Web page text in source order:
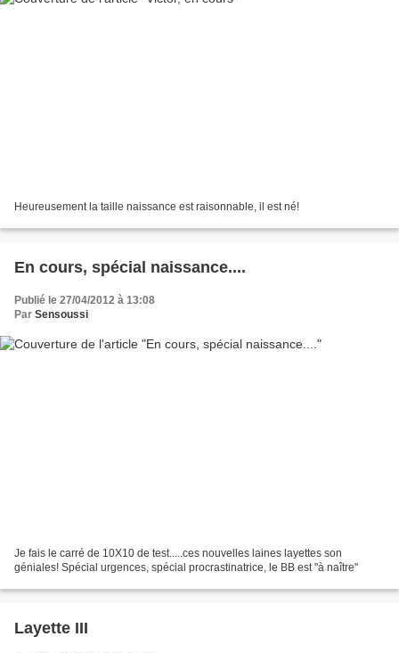
Heureusement la taille naissance est raisonnable, il est né!
En cours, spécial naissance....
Publié le 27/04/2012 à 13:08
Par Sensoussi
Je fais le carré de 10X10 de test.....ces nouvelles laines layettes son
géniales! Spécial urgences, spécial procrastinatrice, le BB est "à naître"
Layette III